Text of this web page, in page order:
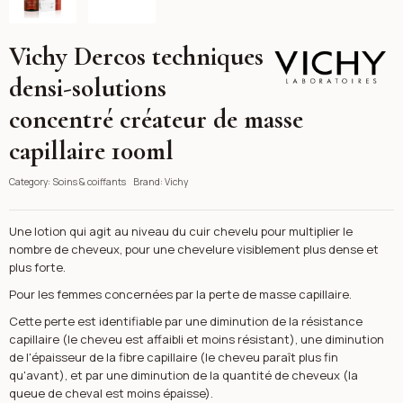
Vichy
Vichy Dercos techniques
densi-solutions
concentré créateur de masse
capillaire 100ml
Category: Soins & coiffants Brand: Vichy
Une lotion qui agit au niveau du cuir chevelu pour multiplier le
nombre de cheveux, pour une chevelure visiblement plus dense et
plus forte.
Pour les femmes concernées par la perte de masse capillaire.
Cette perte est identifiable par une diminution de la résistance
capillaire (le cheveu est affaibli et moins résistant), une diminution
de l'épaisseur de la fibre capillaire (le cheveu paraît plus fin
qu'avant), et par une diminution de la quantité de cheveux (la
queue de cheval est moins épaisse).